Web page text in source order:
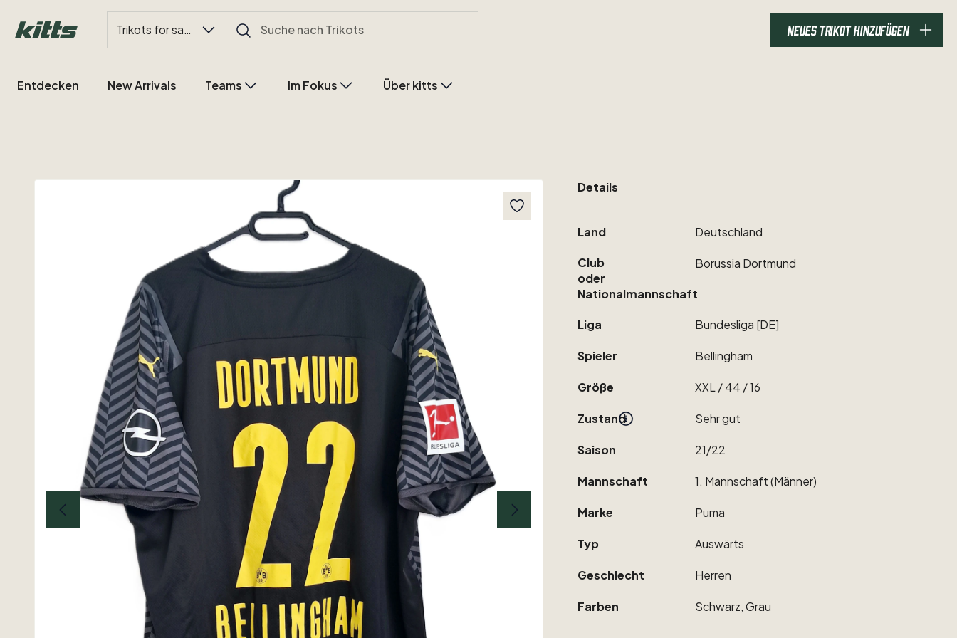
Trikots for sale NEUES TRIKOT HINZUFÜGEN
Entdecken New Arrivals Teams Im Fokus Über kitts
Details
Land Deutschland
Club
oder
Nationalmannschaft
Borussia Dortmund
Liga Bundesliga [DE]
Spieler Bellingham
Größe XXL ​/​44 ​/​16
Zustand Sehrgut
Saison 21​/​22
Mannschaft 1. Mannschaft(Männer)
Marke Puma
Typ Auswärts
Geschlecht Herren
Farben Schwarz,Grau